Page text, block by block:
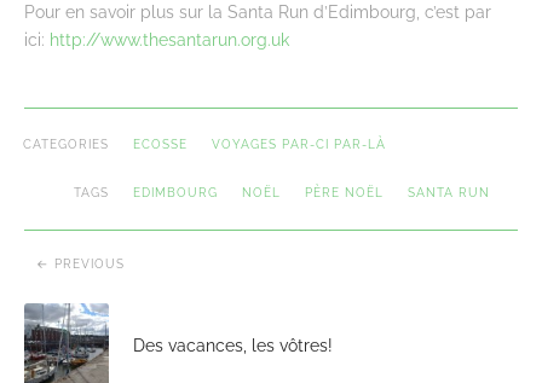
Pour en savoir plus sur la Santa Run d’Edimbourg, c’est par
ici: http://www.thesantarun.org.uk
CATEGORIES ECOSSE VOYAGES PAR-CI PAR-LÀ
TAGS EDIMBOURG NOËL PÈRE NOËL SANTA RUN
PREVIOUS
Des vacances, les vôtres!